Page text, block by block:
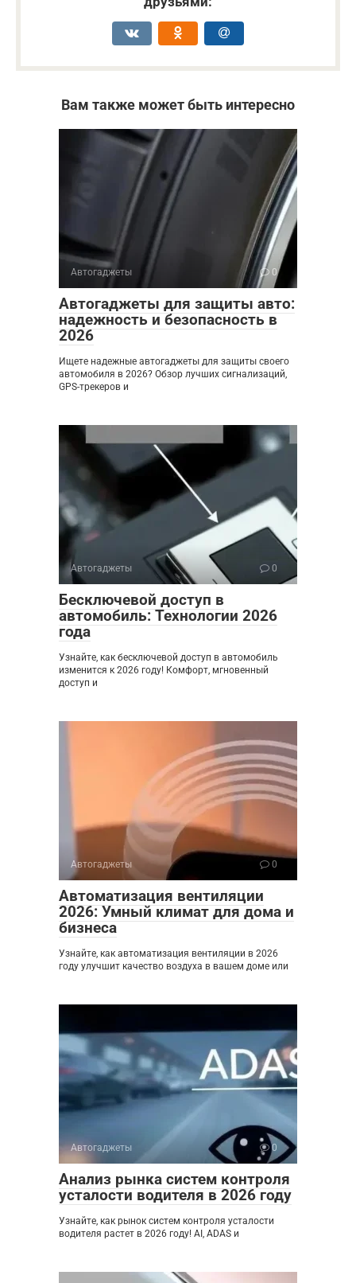
Вам также может быть интересно
Автогаджеты 0
Автогаджеты для защиты авто:
надежность и безопасность в
2026
Ищете надежные автогаджеты для защиты своего
автомобиля в 2026? Обзор лучших сигнализаций,
GPS-трекеров и
Автогаджеты 0
Бесключевой доступ в
автомобиль: Технологии 2026
года
Узнайте, как бесключевой доступ в автомобиль
изменится к 2026 году! Комфорт, мгновенный
доступ и
Автогаджеты 0
Автоматизация вентиляции
2026: Умный климат для дома и
бизнеса
Узнайте, как автоматизация вентиляции в 2026
году улучшит качество воздуха в вашем доме или
Автогаджеты 0
Анализ рынка систем контроля
усталости водителя в 2026 году
Узнайте, как рынок систем контроля усталости
водителя растет в 2026 году! AI, ADAS и